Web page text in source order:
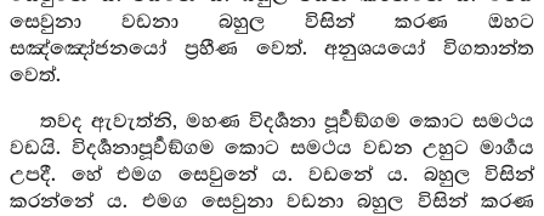
සෙවුනා වඩනා බහුල විසින් කරණ ඔහට
සඤ්ඤෝජනයෝ ප්‍රහීණ වෙත්. අනුශයයෝ විගතාන්ත
වෙත්.
තවද ඇවැත්නි, මහණ විදර්‍ශනා පූර්‍වඞ්ගම කොට සමථය
වඩයි. විදර්‍ශනාපූර්‍වඞ්ගම කොට සමථය වඩන උහුට මාර්‍ගය
උපදී. හේ එමග සෙවුනේ ය. වඩනේ ය. බහුල විසින්
කරන්නේ ය. එමග සෙවුනා වඩනා බහුල විසින් කරණ